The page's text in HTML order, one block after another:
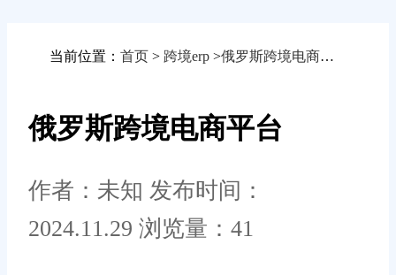
当前位置： 首页 > 跨境erp >俄罗斯跨境电商平台
俄罗斯跨境电商平台
作者：未知 发布时间：
2024.11.29 浏览量：41